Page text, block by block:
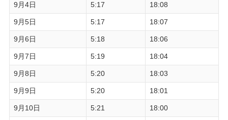
9月4日 5:17 18:08
9月5日 5:17 18:07
9月6日 5:18 18:06
9月7日 5:19 18:04
9月8日 5:20 18:03
9月9日 5:20 18:01
9月10日 5:21 18:00